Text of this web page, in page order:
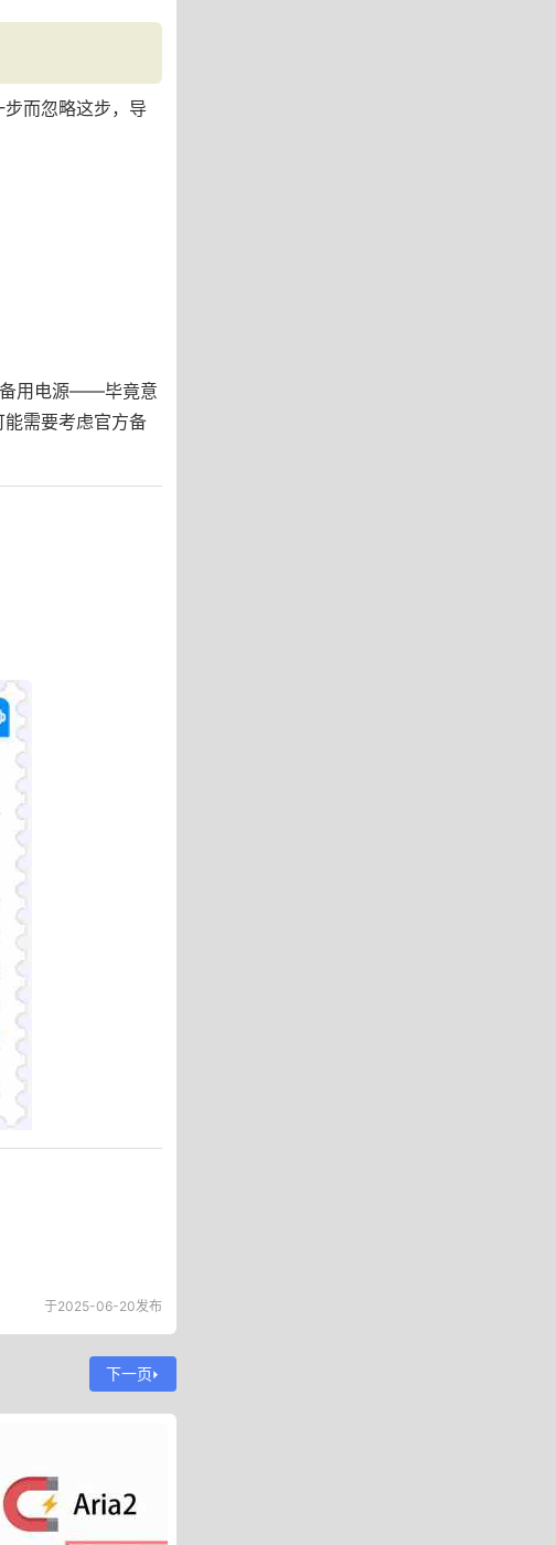
而忽略这步，导
备用电源——毕竟意
需要考虑官方备
于2025-06-20发布
下一页